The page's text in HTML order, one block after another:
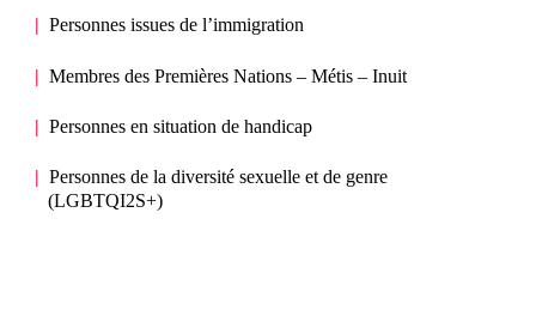
Personnes issues de l’immigration
Membres des Premières Nations – Métis – Inuit
Personnes en situation de handicap
Personnes de la diversité sexuelle et de genre
(LGBTQI2S+)